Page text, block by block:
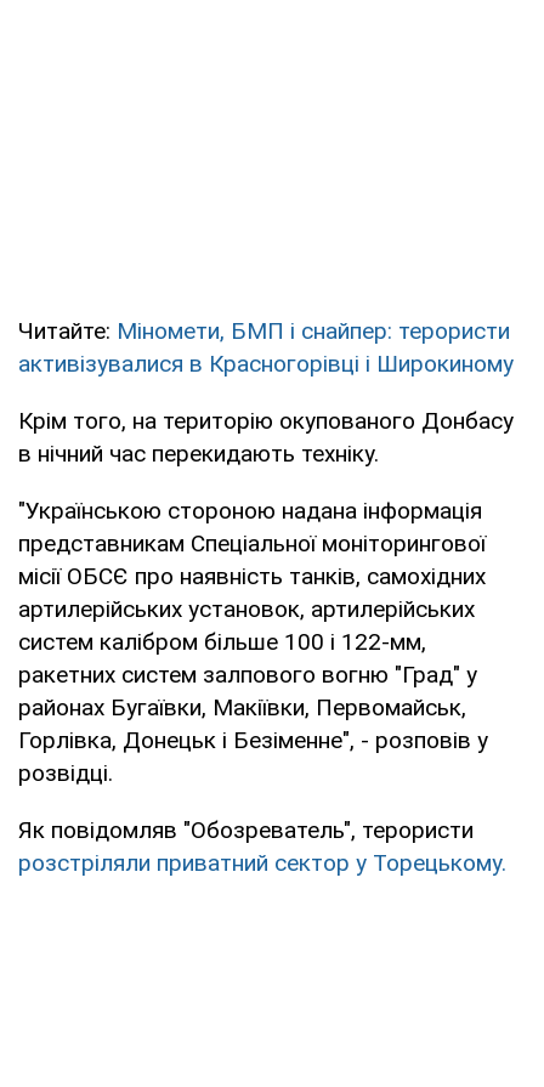
Читайте: Міномети, БМП і снайпер: терористи
активізувалися в Красногорівці і Широкиному
Крім того, на територію окупованого Донбасу
в нічний час перекидають техніку.
"Українською стороною надана інформація
представникам Спеціальної моніторингової
місії ОБСЄ про наявність танків, самохідних
артилерійських установок, артилерійських
систем калібром більше 100 і 122-мм,
ракетних систем залпового вогню "Град" у
районах Бугаївки, Макіївки, Первомайськ,
Горлівка, Донецьк і Безіменне", - розповів у
розвідці.
Як повідомляв "Обозреватель", терористи
розстріляли приватний сектор у Торецькому.